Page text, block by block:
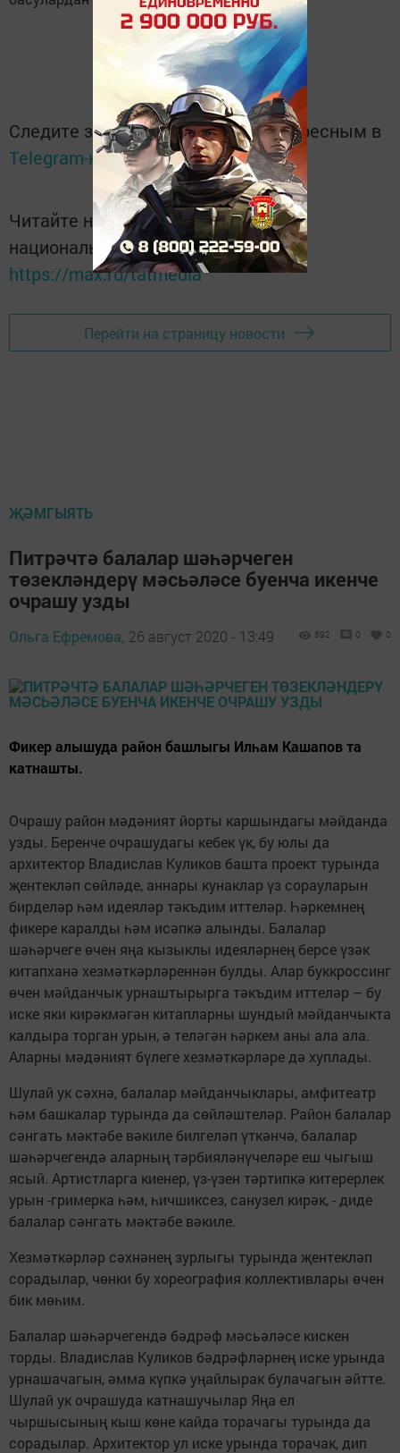
Следите за самым важным и интересным в
Telegram-каналеТатмедиа
Читайте новости Татарстана в
национальном мессенджере MАХ:
https://max.ru/tatmedia
Перейти на страницу новости
ҖӘМГЫЯТЬ
Питрәчтә балалар шәһәрчеген
төзекләндерү мәсьәләсе буенча икенче
очрашу узды
Ольга Ефремова, 26 август 2020 - 13:49 592 0 0
Фикер алышуда район башлыгы Илһам Кашапов та
катнашты.
Очрашу район мәдәният йорты каршындагы мәйданда
узды. Беренче очрашудагы кебек үк, бу юлы да
архитектор Владислав Куликов башта проект турында
җентекләп сөйләде, аннары кунаклар үз сорауларын
бирделәр һәм идеяләр тәкъдим иттеләр. Һәркемнең
фикере каралды һәм исәпкә алынды. Балалар
шәһәрчеге өчен яңа кызыклы идеяләрнең берсе үзәк
китапханә хезмәткәрләреннән булды. Алар буккроссинг
өчен мәйданчык урнаштырырга тәкъдим иттеләр – бу
иске яки кирәкмәгән китапларны шундый мәйданчыкта
калдыра торган урын, ә теләгән һәркем аны ала ала.
Аларны мәдәният бүлеге хезмәткәрләре дә хуплады.
Шулай ук сәхнә, балалар мәйданчыклары, амфитеатр
һәм башкалар турында да сөйләштеләр. Район балалар
сәнгать мәктәбе вәкиле билгеләп үткәнчә, балалар
шәһәрчегендә аларның тәрбияләнүчеләре еш чыгыш
ясый. Артистларга киенер, үз-үзен тәртипкә китерерлек
урын -гримерка һәм, һичшиксез, санузел кирәк, - диде
балалар сәнгать мәктәбе вәкиле.
Хезмәткәрләр сәхнәнең зурлыгы турында җентекләп
сорадылар, чөнки бу хореография коллективлары өчен
бик мөһим.
Балалар шәһәрчегендә бәдрәф мәсьәләсе кискен
торды. Владислав Куликов бәдрәфләрнең иске урында
урнашачагын, әмма күпкә уңайлырак булачагын әйтте.
Шулай ук очрашуда катнашучылар Яңа ел
чыршысының кыш көне кайда торачагы турында да
сорадылар. Архитектор ул иске урында торачак, дип